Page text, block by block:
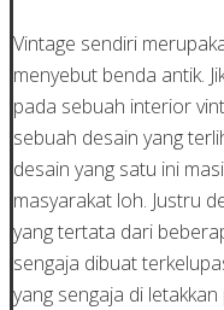
Vintage sendiri
menyebut benda antik.
pada sebuah interior
sebuah desain yang
desain yang satu ini
masyarakat loh. Justru
yang tertata dari
sengaja dibuat
yang sengaja di